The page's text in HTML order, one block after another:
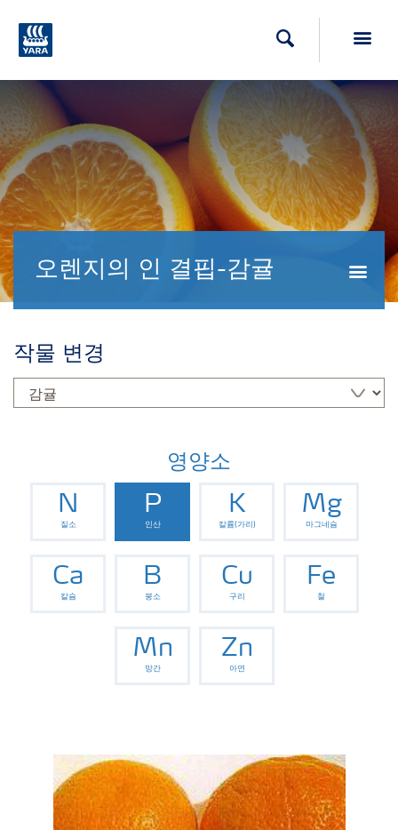
검색
오렌지의 인 결핍-감귤
작물 변경
영양소
N
질소
P
인산
K
칼륨(가리)
Mg
마그네슘
Ca
칼슘
B
붕소
Cu
구리
Fe
철
Mn
망간
Zn
아연